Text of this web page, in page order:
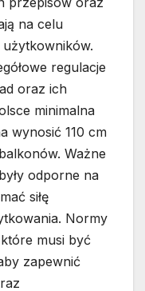
na celu
użytkowników.
regulacje
oraz ich
minimalna
wynosić 110 cm
Ważne
odporne na
siłę
Normy
musi być
zapewnić